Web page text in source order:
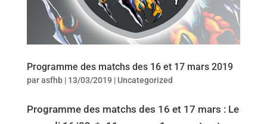
Programme des matchs des 16 et 17 mars 2019
parasfhb| 13/03/2019 | Uncategorized
Programme des matchs des 16 et 17 mars : Le